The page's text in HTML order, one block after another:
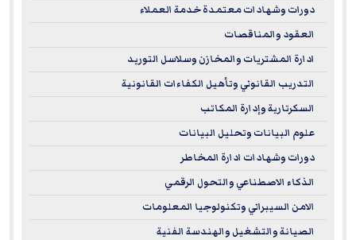
دورات وشهادات معتمدة خدمة العملاء
العقود والمناقصات
ادارة المشتريات والمخازن وسلاسل التوريد
التدريب القانوني وتأهيل الكفاءات القانونية
السكرتارية وإدارة المكاتب
علوم البيانات وتحليل البيانات
دورات وشهادات ادارة المخاطر
الذكاء الاصطناعي والتحول الرقمي
الامن السيبراني وتكنولوجيا المعلومات
الصيانة والتشغيل والهندسة الفنية